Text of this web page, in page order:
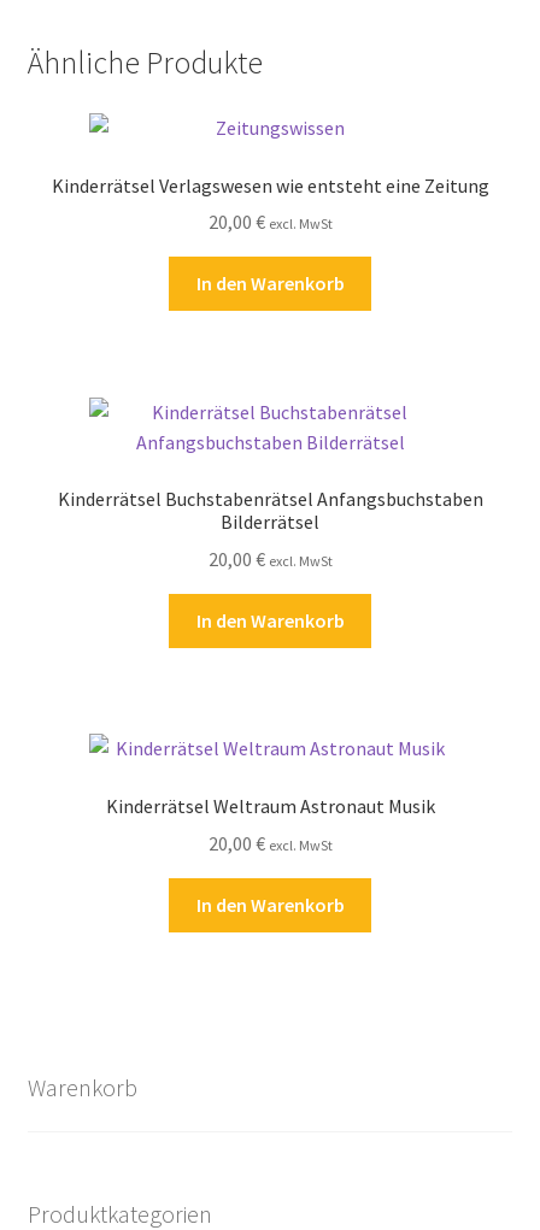
Ähnliche Produkte
Kinderrätsel Verlagswesen wie entsteht eine Zeitung
20,00 € excl. MwSt
In den Warenkorb
Kinderrätsel Buchstabenrätsel Anfangsbuchstaben
Bilderrätsel
20,00 € excl. MwSt
In den Warenkorb
Kinderrätsel Weltraum Astronaut Musik
20,00 € excl. MwSt
In den Warenkorb
Warenkorb
Produktkategorien